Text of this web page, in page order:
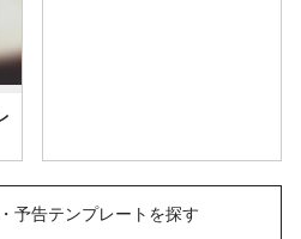
予告テンプレートを探す